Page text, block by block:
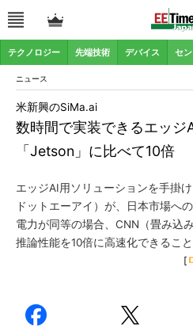
テクノロジー 先端技術 デバイス セ
ニュース
数時間で実装できるエッ
「Jetson」に比べて10倍
米新興のSiMa.ai
エッジAI用ソリューションを手掛
ドットエーアイ）が、日本市場へ
電力が同等の場合、CNN（畳み込
推論性能を10倍に高速化できること
[